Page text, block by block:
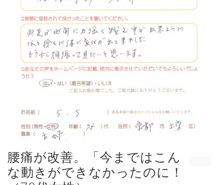
腰痛が改善。「今まではこん
な動きができなかったのに！